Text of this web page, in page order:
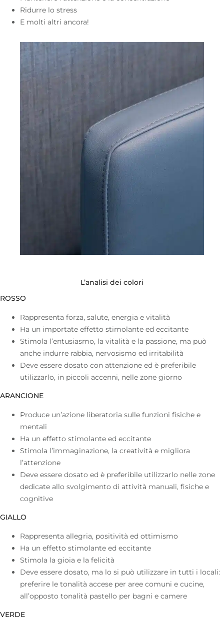
Ridurre lo stress
E molti altri ancora!
L’analisi dei colori
ROSSO
Rappresenta forza, salute, energia e vitalità
Ha un importate effetto stimolante ed eccitante
Stimola l’entusiasmo, la vitalità e la passione, ma può
anche indurre rabbia, nervosismo ed irritabilità
Deve essere dosato con attenzione ed è preferibile
utilizzarlo, in piccoli accenni, nelle zone giorno
ARANCIONE
Produce un’azione liberatoria sulle funzioni fisiche e
mentali
Ha un effetto stimolante ed eccitante
Stimola l’immaginazione, la creatività e migliora
l’attenzione
Deve essere dosato ed è preferibile utilizzarlo nelle zone
dedicate allo svolgimento di attività manuali, fisiche e
cognitive
GIALLO
Rappresenta allegria, positività ed ottimismo
Ha un effetto stimolante ed eccitante
Stimola la gioia e la felicità
Deve essere dosato, ma lo si può utilizzare in tutti i locali:
preferire le tonalità accese per aree comuni e cucine,
all’opposto tonalità pastello per bagni e camere
VERDE